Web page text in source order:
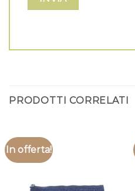
PRODOTTI CORRELATI
In offerta!